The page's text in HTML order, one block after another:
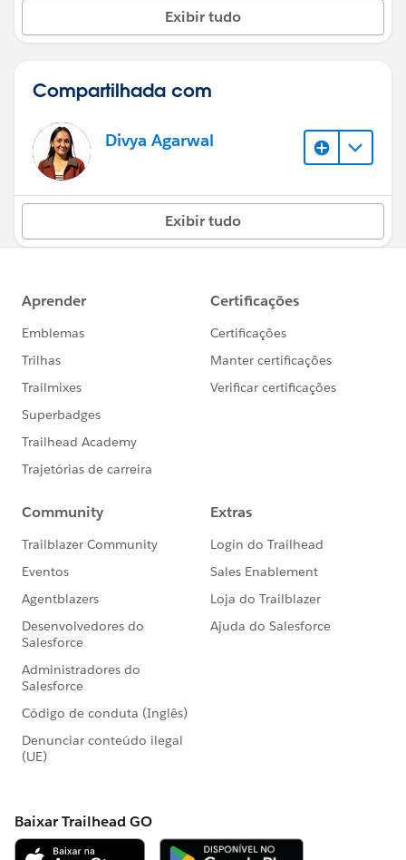
Exibir tudo
Compartilhada com
Divya Agarwal
Exibir tudo